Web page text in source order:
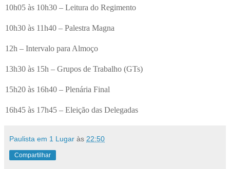
10h05 às 10h30 – Leitura do Regimento
10h30 às 11h40 – Palestra Magna
12h – Intervalo para Almoço
13h30 às 15h – Grupos de Trabalho (GTs)
15h20 às 16h40 – Plenária Final
16h45 às 17h45 – Eleição das Delegadas
Paulista em 1 Lugar às 22:50
Compartilhar